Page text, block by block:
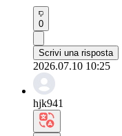
0
Scrivi una risposta
2026.07.10 10:25
hjk941